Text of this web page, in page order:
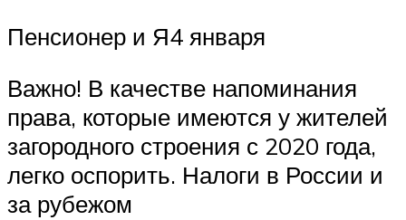
Пенсионер и Я4 января
Важно! В качестве напоминания
права, которые имеются у жителей
загородного строения с 2020 года,
легко оспорить. Налоги в России и
за рубежом